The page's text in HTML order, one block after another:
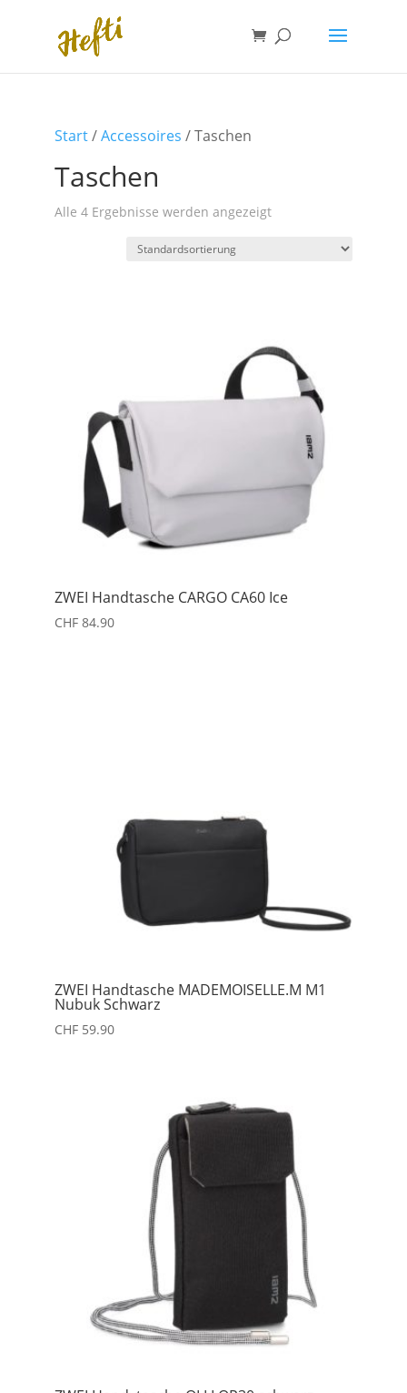
Start/Accessoires / Taschen
Taschen
Alle 4 Ergebnisse werden angezeigt
ZWEI Handtasche CARGO CA60 Ice
CHF84.90
ZWEI Handtasche MADEMOISELLE.M M1
Nubuk Schwarz
CHF59.90